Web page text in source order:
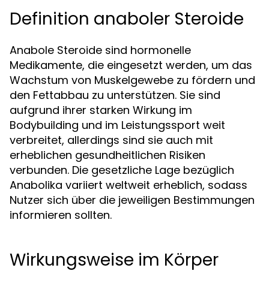
Definition anaboler Steroide
Anabole Steroide sind hormonelle
Medikamente, die eingesetzt werden, um das
Wachstum von Muskelgewebe zu fördern und
den Fettabbau zu unterstützen. Sie sind
aufgrund ihrer starken Wirkung im
Bodybuilding und im Leistungssport weit
verbreitet, allerdings sind sie auch mit
erheblichen gesundheitlichen Risiken
verbunden. Die gesetzliche Lage bezüglich
Anabolika variiert weltweit erheblich, sodass
Nutzer sich über die jeweiligen Bestimmungen
informieren sollten.
Wirkungsweise im Körper